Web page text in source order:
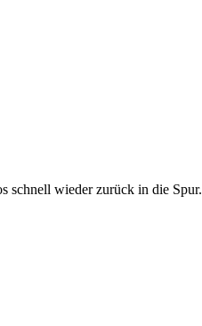
schnell wieder zurück in die Spur.